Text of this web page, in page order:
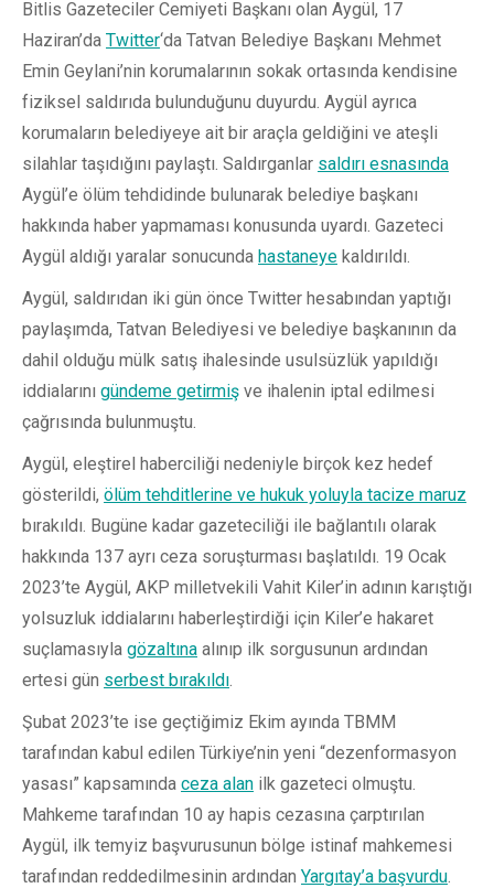
Bitlis Gazeteciler Cemiyeti Başkanı olan Aygül, 17
Haziran’da Twitter‘da Tatvan Belediye Başkanı Mehmet
Emin Geylani’nin korumalarının sokak ortasında kendisine
fiziksel saldırıda bulunduğunu duyurdu. Aygül ayrıca
korumaların belediyeye ait bir araçla geldiğini ve ateşli
silahlar taşıdığını paylaştı. Saldırganlar saldırı esnasında
Aygül’e ölüm tehdidinde bulunarak belediye başkanı
hakkında haber yapmaması konusunda uyardı. Gazeteci
Aygül aldığı yaralar sonucunda hastaneye kaldırıldı.
Aygül, saldırıdan iki gün önce Twitter hesabından yaptığı
paylaşımda, Tatvan Belediyesi ve belediye başkanının da
dahil olduğu mülk satış ihalesinde usulsüzlük yapıldığı
iddialarını gündeme getirmiş ve ihalenin iptal edilmesi
çağrısında bulunmuştu.
Aygül, eleştirel haberciliği nedeniyle birçok kez hedef
gösterildi, ölüm tehditlerine ve hukuk yoluyla tacize maruz
bırakıldı. Bugüne kadar gazeteciliği ile bağlantılı olarak
hakkında 137 ayrı ceza soruşturması başlatıldı. 19 Ocak
2023’te Aygül, AKP milletvekili Vahit Kiler’in adının karıştığı
yolsuzluk iddialarını haberleştirdiği için Kiler’e hakaret
suçlamasıyla gözaltına alınıp ilk sorgusunun ardından
ertesi gün serbest bırakıldı.
Şubat 2023’te ise geçtiğimiz Ekim ayında TBMM
tarafından kabul edilen Türkiye’nin yeni “dezenformasyon
yasası” kapsamında ceza alan ilk gazeteci olmuştu.
Mahkeme tarafından 10 ay hapis cezasına çarptırılan
Aygül, ilk temyiz başvurusunun bölge istinaf mahkemesi
tarafından reddedilmesinin ardından Yargıtay’a başvurdu.